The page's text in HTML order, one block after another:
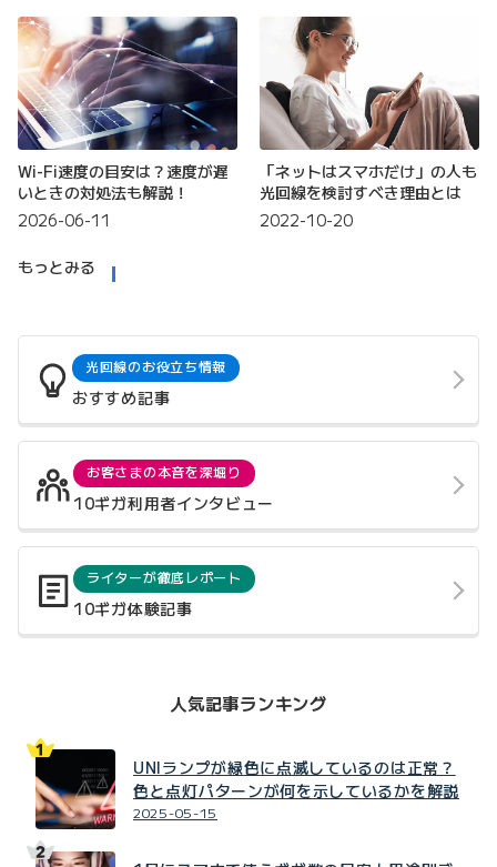
Wi-Fi速度の目安は？速度が遅
いときの対処法も解説！
2026-06-11
「ネットはスマホだけ」の人も
光回線を検討すべき理由とは
2022-10-20
もっとみる
光回線のお役立ち情報
おすすめ記事
お客さまの本音を深堀り
10ギガ利用者インタビュー
ライターが徹底レポート
10ギガ体験記事
人気記事ランキング
UNIランプが緑色に点滅しているのは正常？
色と点灯パターンが何を示しているかを解説
2025-05-15